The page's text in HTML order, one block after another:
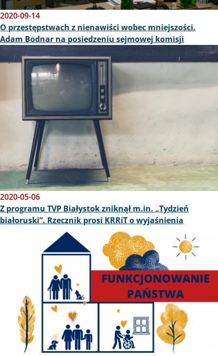
2020-09-14
O przestępstwach z nienawiści wobec mniejszości.
Adam Bodnar na posiedzeniu sejmowej komisji
2020-05-06
Z programu TVP Białystok zniknął m.in. „Tydzień
białoruski”. Rzecznik prosi KRRiT o wyjaśnienia